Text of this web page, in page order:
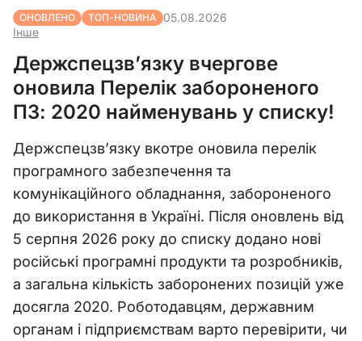
ОНОВЛЕНО ТОП-НОВИНА
Інше
05.08.2026
Держспецзв’язку вчергове
оновила Перелік забороненого
ПЗ: 2020 найменувань у списку!
Держспецзв’язку вкотре оновила перелік
програмного забезпечення та
комунікаційного обладнання, забороненого
до використання в Україні. Після оновлень від
5 серпня 2026 року до списку додано нові
російські програмні продукти та розробників,
а загальна кількість заборонених позицій уже
досягла 2020. Роботодавцям, державним
органам і підприємствам варто перевірити, чи